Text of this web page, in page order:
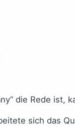
die Rede ist,
sich das